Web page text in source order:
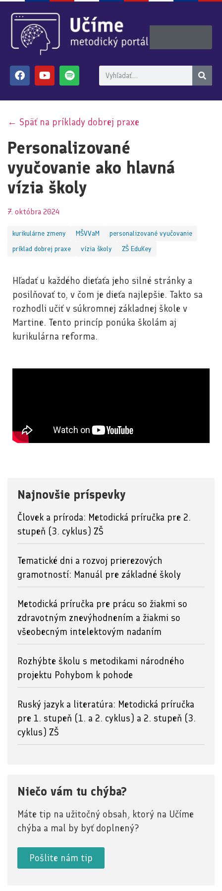
← Späť na príklady dobrej praxe
Personalizované
vyučovanie ako hlavná
vízia školy
7. októbra 2024
kurikulárne zmeny MŠVVaM
personalizované vyučovanie
príklad dobrej praxe
vízia školy ZŠ EduKey
Hľadať u každého dieťaťa jeho silné stránky a
posilňovať to, v čom je dieťa najlepšie. Takto sa
rozhodli učiť v súkromnej základnej škole v
Martine. Tento princíp ponúka školám aj
kurikulárna reforma.
Najnovšie príspevky
Človek a príroda: Metodická príručka pre 2.
stupeň (3. cyklus) ZŠ
Tematické dni a rozvoj prierezových
gramotností: Manuál pre základné školy
Metodická príručka pre prácu so žiakmi so
zdravotným znevýhodnením a žiakmi so
všeobecným intelektovým nadaním
Rozhýbte školu s metodikami národného
projektu Pohybom k pohode
Ruský jazyk a literatúra: Metodická príručka
pre 1. stupeň (1. a 2. cyklus) a 2. stupeň (3.
cyklus) ZŠ
Niečo vám tu chýba?
Máte tip na užitočný obsah, ktorý na Učíme
chýba a mal by byť doplnený?
Pošlite nám tip